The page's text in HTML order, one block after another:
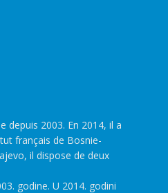
depuis 2003. En 2014, il a
français de Bosnie-
il dispose de deux
godine. U 2014. godini